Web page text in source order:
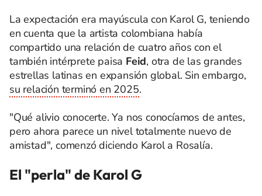
La expectación era mayúscula con Karol G, teniendo
en cuenta que la artista colombiana había
compartido una relación de cuatro años con el
también intérprete paisa Feid, otra de las grandes
estrellas latinas en expansión global. Sin embargo,
su relación terminó en 2025.
"Qué alivio conocerte. Ya nos conocíamos de antes,
pero ahora parece un nivel totalmente nuevo de
amistad", comenzó diciendo Karol a Rosalía.
El "perla" de Karol G